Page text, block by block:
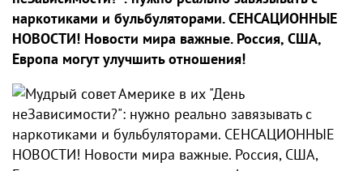
наркoтиками и бульбуляторами. СЕНСАЦИОННЫЕ
НОВОСТИ! Новости мира важные. Россия, США,
Европа могут улучшить отношения!